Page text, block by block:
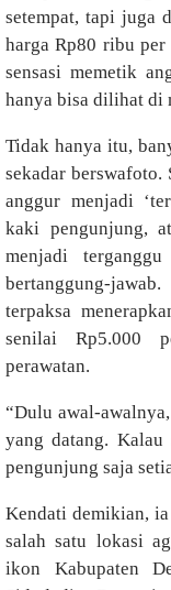
setempat, tapi juga
harga Rp80 ribu
sensasi memetik
hanya bisa dilihat di
Tidak hanya itu,
sekadar berswafoto.
anggur menjadi
kaki pengunjung,
menjadi
bertanggung-
terpaksa
senilai Rp5.000
perawatan.
“Dulu awal-
yang datang.
pengunjung saja
Kendati demikian,
salah satu lokasi
ikon Kabupaten